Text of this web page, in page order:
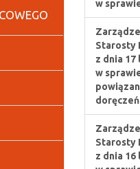
w
Starosty
z dnia 17
w
doręczeń
Starosty
z dnia 16